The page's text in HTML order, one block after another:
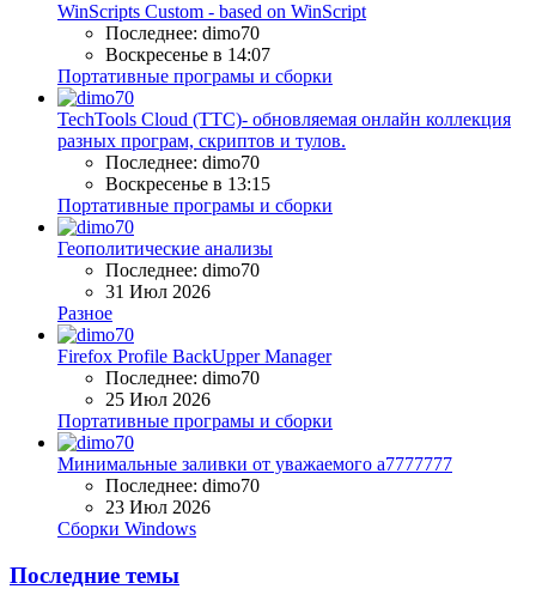
WinScripts Custom - based on WinScript
Последнее: dimo70
Воскресенье в 14:07
Портативные програмы и сборки
TechTools Cloud (TTC)- обновляемая онлайн коллекция
разных програм, скриптов и тулов.
Последнее: dimo70
Воскресенье в 13:15
Портативные програмы и сборки
Геополитические анализы
Последнее: dimo70
31 Июл 2026
Разное
Firefox Profile BackUpper Manager
Последнее: dimo70
25 Июл 2026
Портативные програмы и сборки
Минимальные заливки от уважаемого a7777777
Последнее: dimo70
23 Июл 2026
Сборки Windows
Последние темы